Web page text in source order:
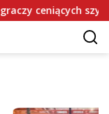
ceniących szybkie